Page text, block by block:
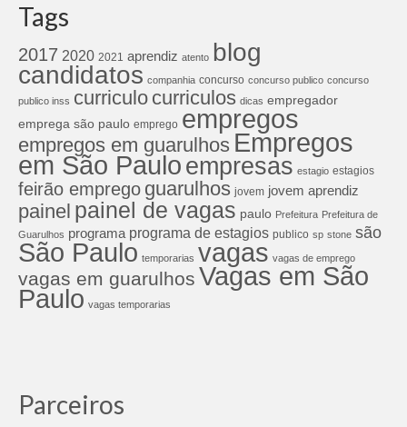
Tags
2017 2020 2021 aprendiz atento blog
candidatos companhia concurso concurso publico concurso
publico inss curriculo curriculos dicas empregador
emprega são paulo emprego empregos
empregos em guarulhos Empregos
em São Pauloempresas estagio estagios
feirão emprego guarulhos jovem jovem aprendiz
painel painel de vagas paulo Prefeitura Prefeitura de
Guarulhos programa programa de estagios publico sp stone são
São Paulo temporarias vagas vagas de emprego
vagas em guarulhos Vagas em São
Paulo vagas temporarias
Parceiros